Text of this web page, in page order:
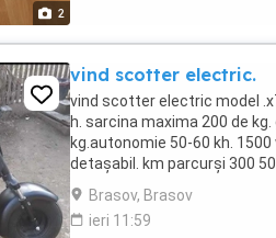
2
vind scotter electric.
vind scotter electric model
h. sarcina maxima 200 de
kg.autonomie 50-60 kh.
detașabil. km parcurși 300
arata 10 10. stare de
Brasov, Brasov
ieri 11:59